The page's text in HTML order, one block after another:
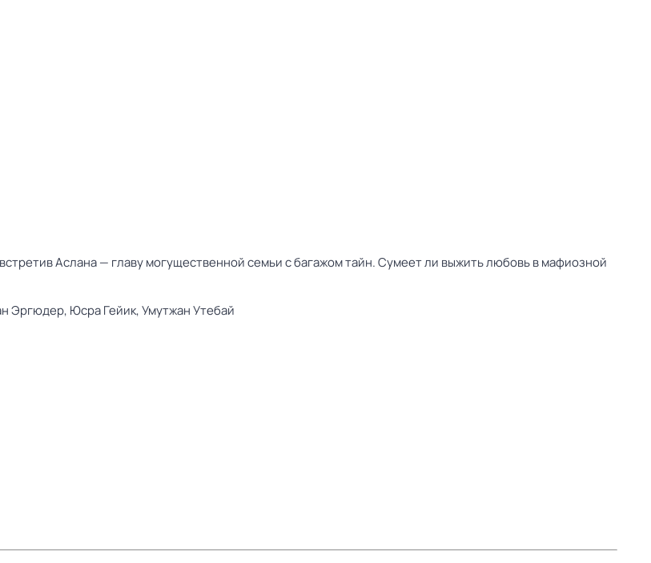
Аслана — главу могущественной семьи с багажом тайн. Сумеет ли выжить любовь в мафиозной
Эргюдер, Юсра Гейик,Умутжан Утебай